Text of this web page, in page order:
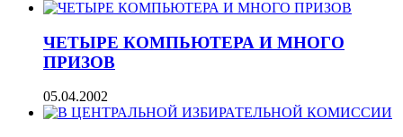
ЧЕТЫРЕ КОМПЬЮТЕРА И МНОГО
ПРИЗОВ
05.04.2002